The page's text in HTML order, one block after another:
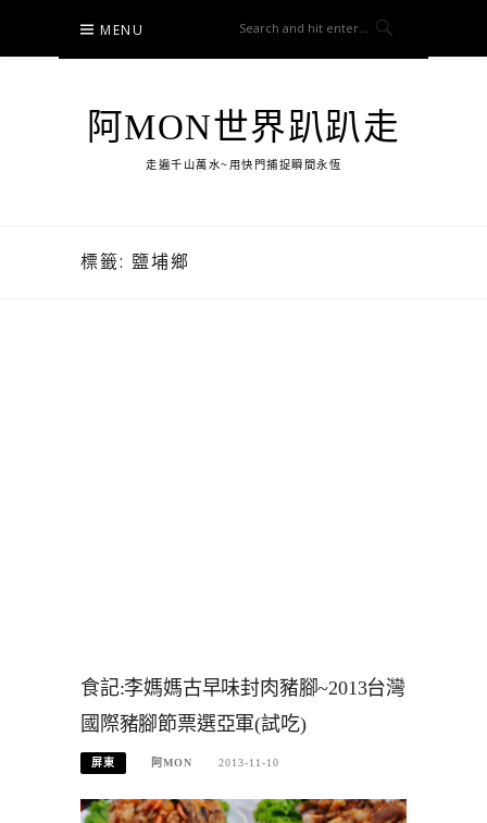
content
MENU
阿MON世界趴趴走
走遍千山萬水~用快門捕捉瞬間永恆
標籤: 鹽埔鄉
食記:李媽媽古早味封肉豬腳~2013台灣
國際豬腳節票選亞軍(試吃)
屏東 阿MON 2013-11-10